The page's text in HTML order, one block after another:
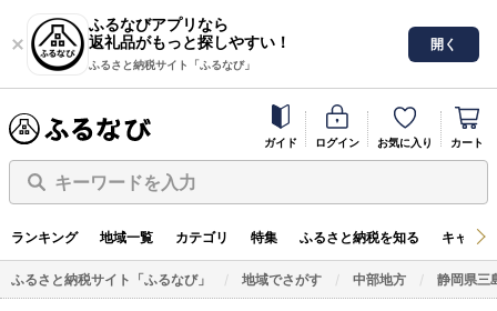
ふるなびアプリなら
返礼品がもっと探しやすい！
ふるさと納税サイト「ふるなび」
開く
ガイド ログイン お気に入り カート
キーワードを入力
ランキング 地域一覧 カテゴリ 特集 ふるさと納税を知る キャン
ふるさと納税サイト「ふるなび」 地域でさがす 中部地方 静岡県三